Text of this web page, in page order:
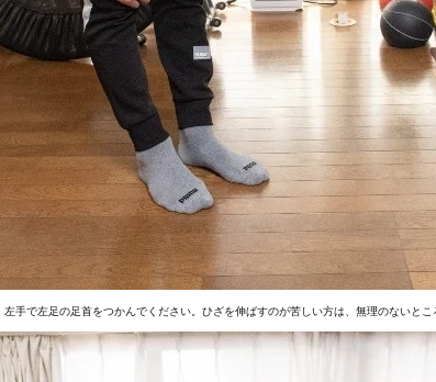
手で左足の足首をつかんでください。ひざを伸ばすのが苦しい方は、無理のないとこ